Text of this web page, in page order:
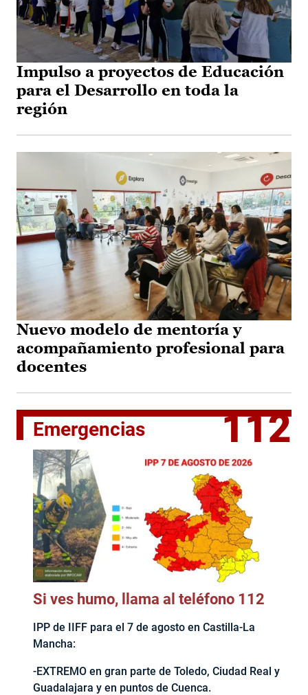
Impulso a proyectos de Educación
para el Desarrollo en toda la
región
Nuevo modelo de mentoría y
acompañamiento profesional para
docentes
Emergencias 112
Si ves humo, llama al teléfono 112
IPP de IIFF para el 7 de agosto en Castilla-La
Mancha:
-EXTREMO en gran parte de Toledo, Ciudad Real y
Guadalajara y en puntos de Cuenca.